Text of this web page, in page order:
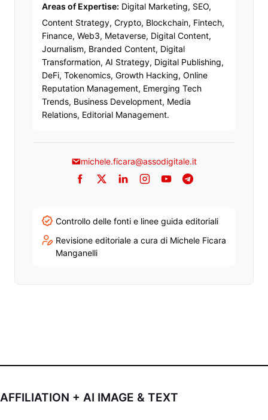
Areas of Expertise: Digital Marketing, SEO,
Content Strategy, Crypto, Blockchain, Fintech,
Finance, Web3, Metaverse, Digital Content,
Journalism, Branded Content, Digital
Transformation, AI Strategy, Digital Publishing,
DeFi, Tokenomics, Growth Hacking, Online
Reputation Management, Emerging Tech
Trends, Business Development, Media
Relations, Editorial Management.
michele.ficara@assodigitale.it
Facebook
TwitterLinkedInInstagram
YouTubeTelegram
Controllo delle fonti e linee guida editoriali
Revisione editoriale a cura di Michele Ficara
Manganelli
AFFILIATION + AI IMAGE & TEXT